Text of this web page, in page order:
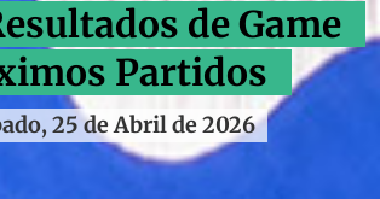
de Game
Partidos
25 de Abril de 2026